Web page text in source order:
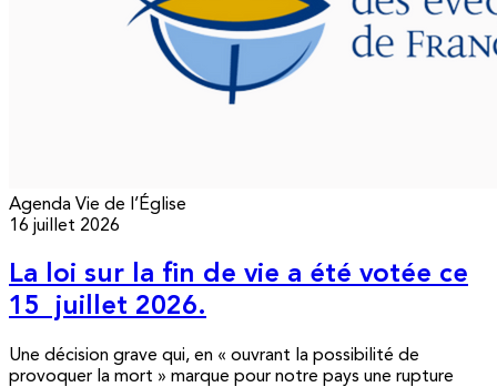
Agenda Vie de l’Église
16 juillet 2026
La loi sur la fin de vie a été votée ce
15 juillet 2026.
Une décision grave qui, en « ouvrant la possibilité de
provoquer la mort » marque pour notre pays une rupture